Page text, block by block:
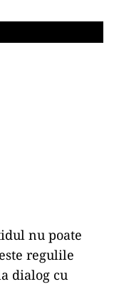
nu poate
regulile
dialog cu